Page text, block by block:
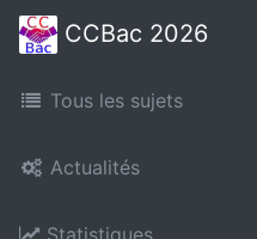
CCBac 2026
Tous les sujets
Actualités
Statistiques